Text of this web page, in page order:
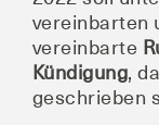
ver­ein­bar­ten
ver­ein­bar­te
Kün­di­gung,
ge­schrie­ben